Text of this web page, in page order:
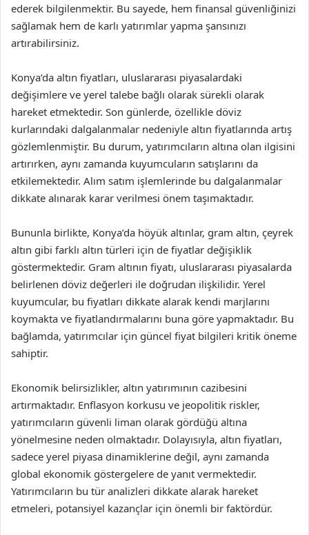
ederek bilgilenmektir. Bu sayede, hem finansal güvenliğinizi
sağlamak hem de karlı yatırımlar yapma şansınızı
artırabilirsiniz.
Konya’da altın fiyatları, uluslararası piyasalardaki
değişimlere ve yerel talebe bağlı olarak sürekli olarak
hareket etmektedir. Son günlerde, özellikle döviz
kurlarındaki dalgalanmalar nedeniyle altın fiyatlarında artış
gözlemlenmiştir. Bu durum, yatırımcıların altına olan ilgisini
artırırken, aynı zamanda kuyumcuların satışlarını da
etkilemektedir. Alım satım işlemlerinde bu dalgalanmalar
dikkate alınarak karar verilmesi önem taşımaktadır.
Bununla birlikte, Konya’da höyük altınlar, gram altın, çeyrek
altın gibi farklı altın türleri için de fiyatlar değişiklik
göstermektedir. Gram altının fiyatı, uluslararası piyasalarda
belirlenen döviz değerleri ile doğrudan ilişkilidir. Yerel
kuyumcular, bu fiyatları dikkate alarak kendi marjlarını
koymakta ve fiyatlandırmalarını buna göre yapmaktadır. Bu
bağlamda, yatırımcılar için güncel fiyat bilgileri kritik öneme
sahiptir.
Ekonomik belirsizlikler, altın yatırımının cazibesini
artırmaktadır. Enflasyon korkusu ve jeopolitik riskler,
yatırımcıların güvenli liman olarak gördüğü altına
yönelmesine neden olmaktadır. Dolayısıyla, altın fiyatları,
sadece yerel piyasa dinamiklerine değil, aynı zamanda
global ekonomik göstergelere de yanıt vermektedir.
Yatırımcıların bu tür analizleri dikkate alarak hareket
etmeleri, potansiyel kazançlar için önemli bir faktördür.